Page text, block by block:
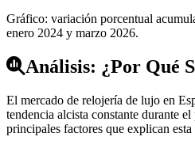
Gráfico: variación porcentual
enero 2024 y marzo 2026.
Análisis: ¿Por Qué
El mercado de relojería de lujo en
tendencia alcista constante durante
principales factores que explican esta